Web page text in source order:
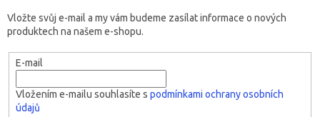
Vložte svůj e-mail a my vám budeme zasílat informace o nových
produktech na našem e-shopu.
E-mail
Vložením e-mailu souhlasíte s podmínkami ochrany osobních
údajů